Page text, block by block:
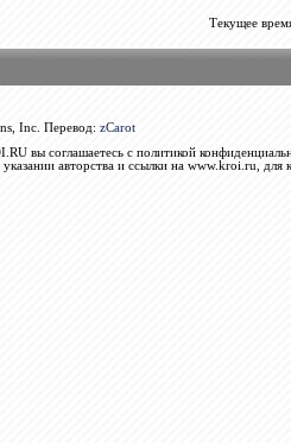
Текущее
Inc. Перевод: zCarot
вы соглашаетесь с политикой
авторства и ссылки на www.kroi.ru, для